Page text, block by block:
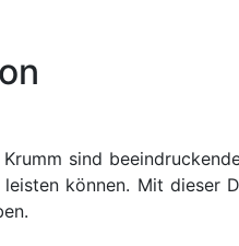
sind
können. Mit